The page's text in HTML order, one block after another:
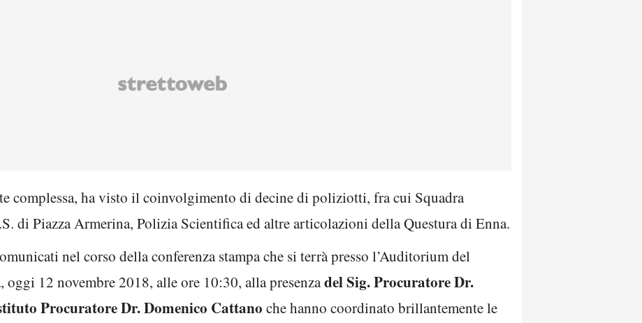
complessa, ha visto il coinvolgimento di decine di poliziotti, fra cui Squadra
di Piazza Armerina, Polizia Scientifica ed altre articolazioni della Questura di Enna.
nel corso della conferenza stampa che si terrà presso l’Auditorium del
12 novembre 2018, alle ore 10:30, alla presenzadel Sig. Procuratore Dr.
Procuratore Dr. Domenico Cattano che hanno coordinato brillantemente le